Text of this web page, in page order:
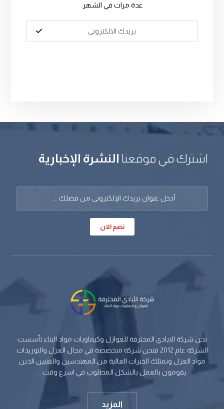
عدة مرات في الشهر.
اشترك في موقعنا النشرة الإخبارية
نضم الان
نحن شركة الايادي المحترفة للعوازل وكيماويات مواد البناء تأسست
الشركة عام 2012 فنحن شركة متخصصة في مجال العزل والتوريدات
مواد العزل ونمتلك الخبرات العالية من المهندسين والفنيين الذين
يقومون بالعمل بالشكل المطلوب في اسرع وقت ..
المزيد